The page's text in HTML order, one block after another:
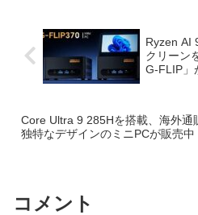
Ryzen AI
クリーン
G-FLIP」
Core Ultra 9 285Hを搭載、海外通
独特なデザインのミニPCが販売中
コメント